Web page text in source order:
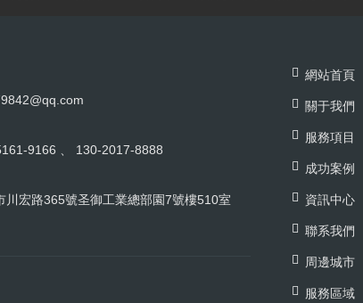
9166 、 130-2017-8888
川宏路365號圣御工業總部園7號樓510室
網站首頁
關于我們
服務項目
成功案例
資訊中心
聯系我們
周邊城市
服務區域